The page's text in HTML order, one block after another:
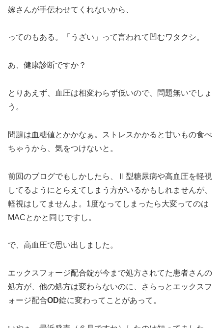
嫁さんが手伝わせてくれないから、
ってのもある。「うざい」って言われて凹むワタクシ。
あ、健康診断ですか？
とりあえず、血圧は相変わらず低いので、問題無いでしょ
う。
問題は血糖値とかかなぁ。ストレスかかると甘いもの食べ
ちゃうから、気をつけないと。
前回のブログでもしかしたら、Ⅱ型糖尿病や高血圧を軽視
してるようにとらえてしまう方がいるかもしれませんが、
軽視はしてませんよ。1度なってしまったら大変ってのは
MACとかと同じですし。
で、高血圧で思い出しました。
エックスフォージ配合錠が今まで処方されてた患者さんの
処方が、他の処方は変わらないのに、さらっとエックスフ
ォージ配合OD錠に変わってことがあって。